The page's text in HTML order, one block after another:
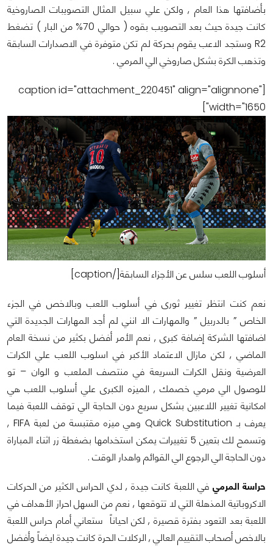
بأضافتها هذا العام , ولكن علي سبيل المثال التصويبات الصاروخية
كانت جيدة حيث بعد التصويب بقوه ( حوالي 70% من البار ) تضغط
R2 وستجد الاعب يقوم بحركة لم تكن متوفرة في الاصدارات السابقة
وتذهب الكرة بشكل صاروخي الي المرمي .
[caption id="attachment_220451" align="alignnone"
width="1650"]
أسلوب اللعب سلس عن الأجزاء السابقة[/caption]
نعم كنت انتظر تغيير ثورى في أسلوب اللعب وبالاخص في الجزء
الخاص ” بالدربيل ” والمهارات الا انني لم أجد المهارات الجديدة التي
اضافتها الشركة إضافة كبرى , نعم الأمر أفضل بكثير من نسخة العام
الماضي , لكن مازال الاعتماد الأكبر في اسلوب اللعب علي الكرات
العرضية ونقل الكرات السريعة في منتصف الملعب و الوان – تو
للوصول الي مرمي خصمك , الميزه الكبرى علي أسلوب اللعب هي
امكانية تغيير اللاعبين بشكل سريع دون الحاجة الي توقف اللعبة فيما
يعرف بـ Quick Substitution وهي ميزه مقتبسة من لعبة FIFA ,
وتسمح لك بتعين 5 تغييرات يمكن استخدامها بضغطة زر اثناء المباراة
دون الحاجة الي الرجوع الي القوائم واهدار الوقت .
حراسة المرمي في اللعبة كانت جيدة , لدي الحراس الكثير من الحركات
الاكروباتية المذهلة التي لا تتوقعها , نعم من السهل احراز الأهداف في
اللعبة بعد التعود بفترة قصيرة , لكن احياناً ستعاني أمام حراس اللعبة
بالاخص أصحاب التقييم العالي , الركلات الحرة كانت جيدة ايضاً وأفضل